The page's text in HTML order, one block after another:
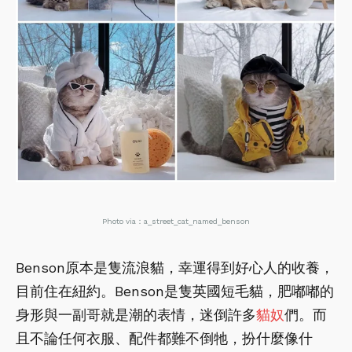
Photo via：a_street_cat_named_benson
Benson原本是隻流浪貓，幸運得到好心人的收養，
目前住在紐約。Benson是隻英國短毛貓，肥嘟嘟的
身形與一副哥就是潮的表情，迷倒許多貓奴們。而
且不論任何衣服、配件都難不倒牠，扮什麼像什